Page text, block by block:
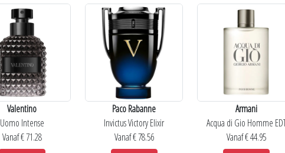
Valentino
Uomo Intense
Vanaf € 71.28
Paco Rabanne
Invictus Victory Elixir
Vanaf € 78.56
Armani
Acqua di Gio Homme
Vanaf € 44.95